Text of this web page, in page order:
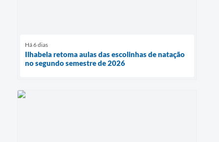
Há 6 dias
Ilhabela retoma aulas das escolinhas de natação
no segundo semestre de 2026